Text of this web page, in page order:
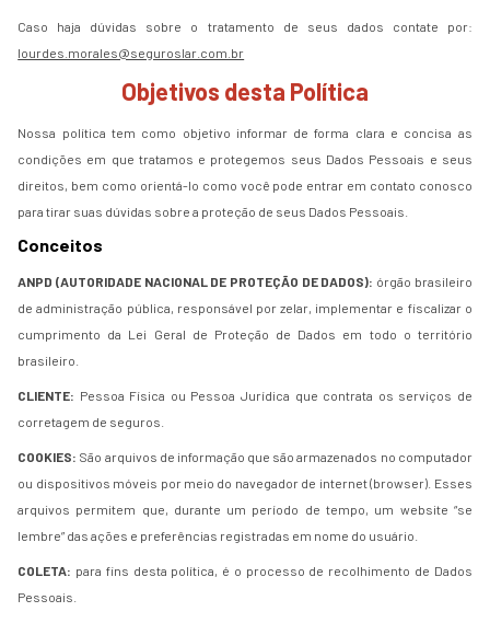
Caso haja dúvidas sobre o tratamento de seus dados contate por:
lourdes.morales@seguroslar.com.br
Objetivos desta Política
Nossa política tem como objetivo informar de forma clara e concisa as
condições em que tratamos e protegemos seus Dados Pessoais e seus
direitos, bem como orientá-lo como você pode entrar em contato conosco
para tirar suas dúvidas sobre a proteção de seus Dados Pessoais.
Conceitos
ANPD (AUTORIDADE NACIONAL DE PROTEÇÃO DE DADOS): órgão brasileiro
de administração pública, responsável por zelar, implementar e fiscalizar o
cumprimento da Lei Geral de Proteção de Dados em todo o território
brasileiro.
CLIENTE: Pessoa Física ou Pessoa Jurídica que contrata os serviços de
corretagem de seguros.
COOKIES: São arquivos de informação que são armazenados no computador
ou dispositivos móveis por meio do navegador de internet (browser). Esses
arquivos permitem que, durante um período de tempo, um website “se
lembre” das ações e preferências registradas em nome do usuário.
COLETA: para fins desta política, é o processo de recolhimento de Dados
Pessoais.